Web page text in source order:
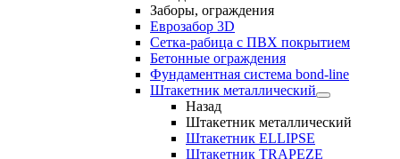
Заборы, ограждения
Еврозабор 3D
Сетка-рабица с ПВХ покрытием
Бетонные ограждения
Фундаментная система bond-line
Штакетник металлический
Назад
Штакетник металлический
Штакетник ELLIPSE
Штакетник TRAPEZE